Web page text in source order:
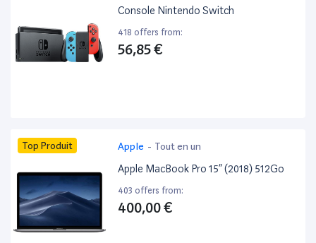
Console Nintendo Switch
418 offers from:
56,85 €
Top Produit Apple - Tout en un
Apple MacBook Pro 15” (2018) 512Go
403 offers from:
400,00 €